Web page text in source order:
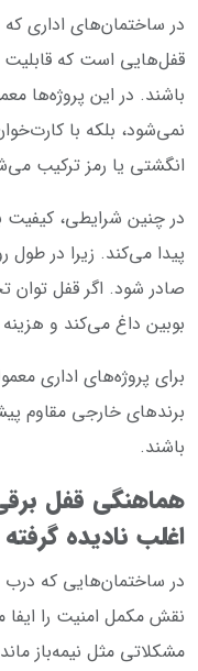
در ساختمان‌های اداری
قفل‌هایی است که قابلیت
باشند. در این پروژه‌ها
نمی‌شود، بلکه با
انگشتی یا رمز ترکیب
در چنین شرایطی، کیفیت
پیدا می‌کند. زیرا در
صادر شود. اگر قفل توان
بوبین داغ می‌کند و
برای پروژه‌های اداری
برندهای خارجی مقاوم
باشند.
هماهنگی قفل
اغلب نادیده
در ساختمان‌هایی که
نقش مکمل امنیت را
مشکلاتی مثل نیمه‌باز